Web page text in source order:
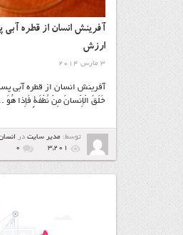
آفرینش انسان از قطره
ارزش
3 مارس 2014
آفرینش انسان از قطره آبي
خَلَقَ الْإِنْسانَ مِنْ نُطْفَةٍ فَإِذا هُوَ
توسط: مدیر سایتدر
3,201
۰